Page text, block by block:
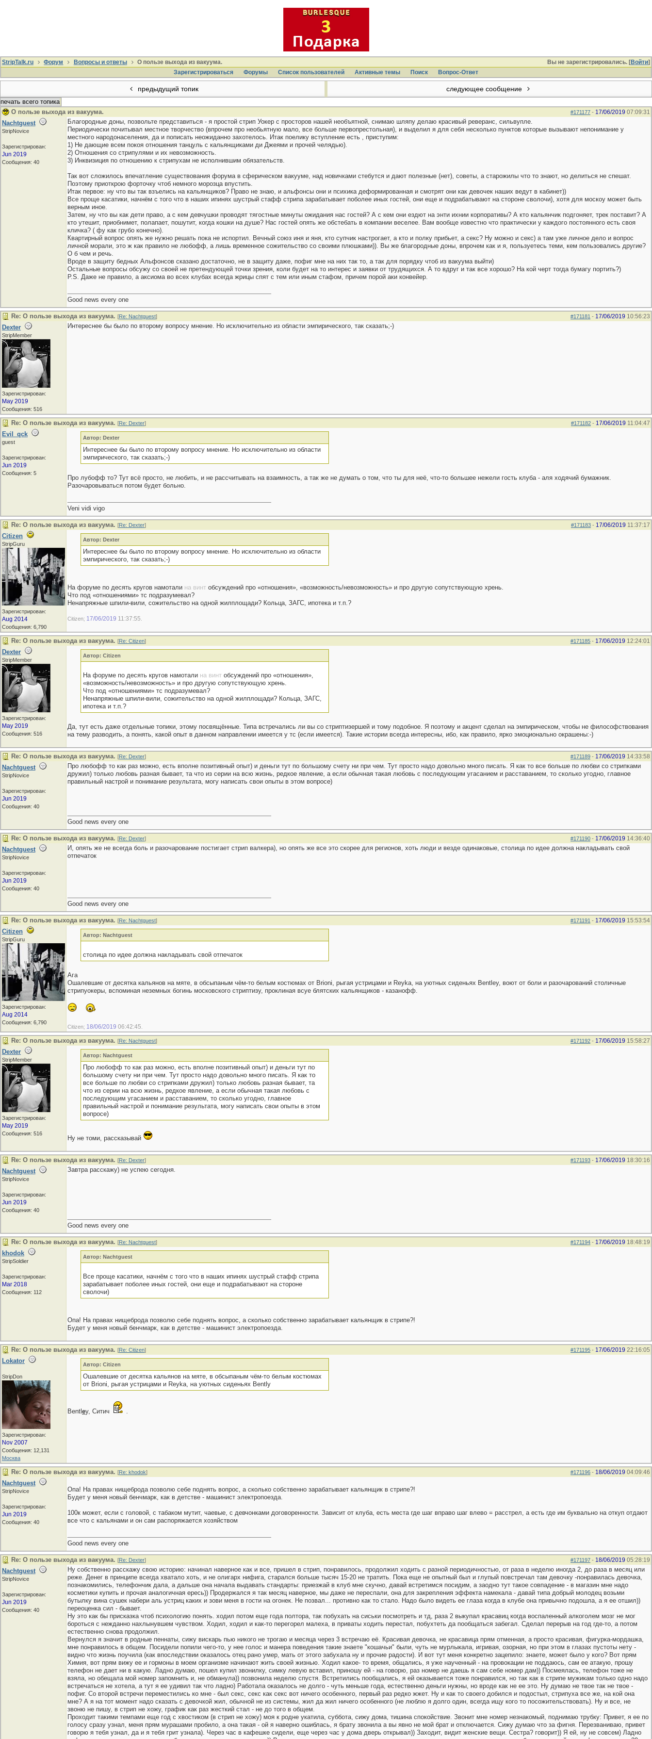
Вы не зарегистрировались. [Войти]
StripTalk.ru Форум Вопросы и ответы
О пользе выхода из вакуума.
Зарегистрироваться
Форумы Список пользователей Активные темы Поиcк Вопрос-Ответ
предыдущий топик следующее сообщение
печать всего топика
#171177 - 17/06/2019 07:09:31
О пользе выхода из вакуума.
Nachtguest
StripNovice
Зарегистрирован:
Jun 2019
Сообщения: 40
Благородные доны, позвольте представиться - я простой стрип Уокер с просторов нашей необъятной, снимаю шляпу делаю красивый реверанс, сильвупле.
Периодически почитывал местное творчество (впрочем про необьятную мало, все больше первопрестольная), и выделил я для себя несколько пунктов которые вызывают непонимание у
местного народонаселения, да и пописать неожиданно захотелось. Итак поелику вступление есть , приступим:
1) Не дающие всем покоя отношения танцуль с кальянщиками ди Джеями и прочей челядью).
2) Отношения со стрипулями и их невозможность.
3) Инквизиция по отношению к стрипухам не исполнившим обязательств.
Так вот сложилось впечатление существования форума в сферическом вакууме, над новичками стебутся и дают полезные (нет), советы, а старожилы что то знают, но делиться не спешат.
Поэтому приоткрою форточку чтоб немного морозца впустить.
Итак первое: ну что вы так взъелись на кальянщиков? Право не знаю, и альфонсы они и психика деформированная и смотрят они как девочек наших ведут в кабинет))
Все проще касатики, начнём с того что в наших ипинях шустрый стафф стрипа зарабатывает поболее иных гостей, они еще и подрабатывают на стороне сволочи), хотя для москоу может быть
верным иное.
Затем, ну что вы как дети право, а с кем девчушки проводят тягостные минуты ожидания нас гостей? А с кем они ездют на энти ихнии корпоративы? А кто кальянчик подгоняет, трек поставит? А
кто утешит, приобнимет, полапает, пошутит, когда кошки на душе? Нас гостей опять же обстебать в компании веселее. Вам вообще известно что практически у каждого постоянного есть своя
кличка? ( фу как грубо конечно).
Квартирный вопрос опять же нужно решать пока не испортил. Вечный союз иня и яня, кто супчик настрогает, а кто и полку прибьет, а секс? Ну можно и секс) а там уже личное дело и вопрос
личной морали, это ж как правило не любофф, а лишь временное сожительство со своими плюшками)). Вы же благородные доны, впрочем как и я, пользуетесь теми, кем пользовались другие?
О б чем и речь.
Вроде в защиту бедных Альфонсов сказано достаточно, не в защиту даже, пофиг мне на них так то, а так для порядку чтоб из вакуума выйти)
Остальные вопросы обсужу со своей не претендующей точки зрения, коли будет на то интерес и заявки от трудящихся. А то вдруг и так все хорошо? На кой черт тогда бумагу портить?)
P.S. Даже не правило, а аксиома во всех клубах всегда жрицы спят с тем или иным стафом, причем порой аки конвейер.
Good news every one
#171181 - 17/06/2019 10:56:23
Re: О пользе выхода из вакуума. [Re: Nachtguest]
Dexter
StripMember
Зарегистрирован:
May 2019
Сообщения: 516
Интереснее бы было по второму вопросу мнение. Но исключительно из области эмпирического, так сказать;-)
#171182 - 17/06/2019 11:04:47
Re: О пользе выхода из вакуума. [Re: Dexter]
Evil_qck
guest
Зарегистрирован:
Jun 2019
Сообщения: 5
Автор: Dexter
Интереснее бы было по второму вопросу мнение. Но исключительно из области
эмпирического, так сказать;-)
Про лубофф то? Тут всё просто, не любить, и не рассчитывать на взаимность, а так же не думать о том, что ты для неё, что-то большее нежели гость клуба - аля ходячий бумажник.
Разочаровываться потом будет больно.
Veni vidi vigo
#171183 - 17/06/2019 11:37:17
Re: О пользе выхода из вакуума. [Re: Dexter]
Citizen
StripGuru
Зарегистрирован:
Aug 2014
Сообщения: 6,790
Автор: Dexter
Интереснее бы было по второму вопросу мнение. Но исключительно из области
эмпирического, так сказать;-)
На форуме по десять кругов намотали на винт обсуждений про «отношения», «возможность/невозможность» и про другую сопутствующую хрень.
Что под «отношениями» тс подразумевал?
Ненапряжные шпили-вили, сожительство на одной жилплощади? Кольца, ЗАГС, ипотека и т.п.?
Citizen; 17/06/2019 11:37:55
#171185 - 17/06/2019 12:24:01
Re: О пользе выхода из вакуума. [Re: Citizen]
Dexter
StripMember
Зарегистрирован:
May 2019
Сообщения: 516
Автор: Citizen
На форуме по десять кругов намотали на винтобсуждений про «отношения»,
«возможность/невозможность» и про другую сопутствующую хрень.
Что под «отношениями» тс подразумевал?
Ненапряжные шпили-вили, сожительство на одной жилплощади? Кольца, ЗАГС,
ипотека и т.п.?
Да, тут есть даже отдельные топики, этому посвящённые. Типа встречались ли вы со стриптизершей и тому подобное. Я поэтому и акцент сделал на эмпирическом, чтобы не философствования
на тему разводить, а понять, какой опыт в данном направлении имеется у тс (если имеется). Такие истории всегда интересны, ибо, как правило, ярко эмоционально окрашены:-)
#171189 - 17/06/2019 14:33:58
Re: О пользе выхода из вакуума. [Re: Dexter]
Nachtguest
StripNovice
Зарегистрирован:
Jun 2019
Сообщения: 40
Про любофф то как раз можно, есть вполне позитивный опыт) и деньги тут по большому счету ни при чем. Тут просто надо довольно много писать. Я как то все больше по любви со стрипками
дружил) только любовь разная бывает, та что из серии на всю жизнь, редкое явление, а если обычная такая любовь с последующим угасанием и расставанием, то сколько угодно, главное
правильный настрой и понимание результата, могу написать свои опыты в этом вопросе)
Good news every one
#171190 - 17/06/2019 14:36:40
Re: О пользе выхода из вакуума. [Re: Dexter]
Nachtguest
StripNovice
Зарегистрирован:
Jun 2019
Сообщения: 40
И, опять же не всегда боль и разочарование постигает стрип валкера), но опять же все это скорее для регионов, хоть люди и везде одинаковые, столица по идее должна накладывать свой
отпечаток
Good news every one
#171191 - 17/06/2019 15:53:54
Re: О пользе выхода из вакуума. [Re: Nachtguest]
Citizen
StripGuru
Зарегистрирован:
Aug 2014
Сообщения: 6,790
Автор: Nachtguest
столица по идее должна накладывать свой отпечаток
Ага
Ошалевшие от десятка кальянов на мяте, в обсыпаным чём-то белым костюмах от Brioni, рыгая устрицами и Reyka, на уютных сиденьях Bentlеy, воют от боли и разочарований столичные
стрипуокеры, вспоминая неземных богинь московского стриптизу, проклиная всуе блятских кальянщиков - казанофф.
Citizen; 18/06/2019 06:42:45
#171192 - 17/06/2019 15:58:27
Re: О пользе выхода из вакуума. [Re: Nachtguest]
Dexter
StripMember
Зарегистрирован:
May 2019
Сообщения: 516
Автор: Nachtguest
Про любофф то как раз можно, есть вполне позитивный опыт) и деньги тут по
большому счету ни при чем. Тут просто надо довольно много писать. Я как то
все больше по любви со стрипками дружил) только любовь разная бывает, та
что из серии на всю жизнь, редкое явление, а если обычная такая любовь с
последующим угасанием и расставанием, то сколько угодно, главное
правильный настрой и понимание результата, могу написать свои опыты в этом
вопросе)
Ну не томи, рассказывай
#171193 - 17/06/2019 18:30:16
Re: О пользе выхода из вакуума. [Re: Dexter]
Nachtguest
StripNovice
Зарегистрирован:
Jun 2019
Сообщения: 40
Завтра расскажу) не успею сегодня.
Good news every one
#171194 - 17/06/2019 18:48:19
Re: О пользе выхода из вакуума. [Re: Nachtguest]
khodok
StripSoldier
Зарегистрирован:
Mar 2018
Сообщения: 112
Автор: Nachtguest
Все проще касатики, начнём с того что в наших ипинях шустрый стафф стрипа
зарабатывает поболее иных гостей, они еще и подрабатывают на стороне
сволочи)
Опа! На правах нищеброда позволю себе поднять вопрос, а сколько собственно зарабатывает кальянщик в стрипе?!
Будет у меня новый бенчмарк, как в детстве - машинист электропоезда.
#171195 - 17/06/2019 22:16:05
Re: О пользе выхода из вакуума. [Re: Citizen]
Lokator
StripDon
Зарегистрирован:
Nov 2007
Сообщения: 12,131
Москва
Автор: Citizen
Ошалевшие от десятка кальянов на мяте, в обсыпаным чём-то белым костюмах
от Brioni, рыгая устрицами и Reyka, на уютных сиденьях Bently
Bentl ey, Ситич .
#171196 - 18/06/2019 04:09:46
Re: О пользе выхода из вакуума. [Re: khodok]
Nachtguest
StripNovice
Зарегистрирован:
Jun 2019
Сообщения: 40
Опа! На правах нищеброда позволю себе поднять вопрос, а сколько собственно зарабатывает кальянщик в стрипе?!
Будет у меня новый бенчмарк, как в детстве - машинист электропоезда.
100к может, если с головой, с табаком мутит, чаевые, с девчонками договоренности. Зависит от клуба, есть места где шаг вправо шаг влево = расстрел, а есть где им буквально на откуп отдают
все что с кальянами и он сам распоряжается хозяйством
Good news every one
#171197 - 18/06/2019 05:28:19
Re: О пользе выхода из вакуума. [Re: Dexter]
Nachtguest
StripNovice
Зарегистрирован:
Jun 2019
Сообщения: 40
Ну собственно расскажу свою историю: начинал наверное как и все, пришел в стрип, понравилось, продолжил ходить с разной периодичностью, от раза в неделю иногда 2, до раза в месяц или
реже. Денег в принципе всегда хватало хоть, и не олигарх нифига, старался больше тысяч 15-20 не тратить. Пока еще не опытный был и глупый повстречал там девочку -понравилась девочка,
познакомились, телефончик дала, а дальше она начала выдавать стандарты: приезжай в клуб мне скучно, давай встретимся посидим, а заодно тут такое совпадение - в магазин мне надо
косметики купить и прочая аналогичная ересь)) Продержался я так месяц наверное, мы даже не переспали, она для закрепления эффекта намекала - давай типа добрый молодец возьми
бутылку вина сушек набери аль устриц каких и зови меня в гости на огонек. Не позвал... противно как то стало. Надо было видеть ее глаза когда в клубе она привычно подошла, а я ее отшил))
переоценка сил - бывает.
Ну это как бы присказка чтоб психологию понять. ходил потом еще года полтора, так побухать на сиськи посмотреть и тд, раза 2 выкупал красавиц когда воспаленный алкоголем мозг не мог
бороться с нежданно нахлынувшем чувством. Ходил, ходил и как-то перегорел малеха, в приваты ходить перестал, побухтеть да пообщаться забегал. Сделал перерыв на год где-то, а потом
естественно снова продолжил.
Вернулся я значит в родные пеннаты, сижу вискарь пью никого не трогаю и месяца через 3 встречаю её. Красивая девочка, не красавица прям отменная, а просто красивая, фигурка-мордашка,
мне понравилось в общем. Посидели попили чего-то, у нее голос и манера поведения такие знаете "кошачьи" были, чуть не мурлыкала, игривая, озорная, но при этом в глазах пустоты нету -
видно что жизнь поучила (как впоследствии оказалось отец рано умер, мать от этого забухала ну и прочие радости). И вот тут меня конкретно зацепило: знаете, может было у кого? Вот прям
Химия, вот прям вижу ее и гормоны в моем организме начинают жить своей жизнью. Ходил какое- то время, общались, я уже наученный - на провокации не поддаюсь, сам ее атакую, прошу
телефон не дает ни в какую. Ладно думаю, пошел купил звонилку, симку левую вставил, приношу ей - на говорю, раз номер не даешь я сам себе номер дам)) Посмеялась, телефон тоже не
взяла, но обещала мой номер запомнить и, не обманула)) позвонила неделю спустя. Встретились пообщались, я ей оказывается тоже понравился, но так как в стрипе мужикам только одно надо
встречаться не хотела, а тут я ее удивил так что ладно) Работала оказалось не долго - чуть меньше года, естественно деньги нужны, но вроде как не ее это. Ну думаю не твое так не твое -
пофиг. Со второй встречи переместились ко мне - был секс, секс как секс вот ничего особенного, первый раз редко жжет. Ну и как то своего добился и подостыл, стрипуха все же, на кой она
мне? А я на тот момент надо сказать с девочкой жил, обычной не из системы, жил да жил ничего особенного (не люблю я долго один, всегда ищу кого то посожительствовать). Ну и все, не
звоню не пишу, в стрип не хожу, график как раз жесткий стал - не до того в общем.
Проходит такими темпами еще год с хвостиком (в стрип не хожу) моя к родне укатила, суббота, сижу дома, тишина спокойствие. Звонит мне номер незнакомый, поднимаю трубку: Привет, я ее по
голосу сразу узнал, меня прям мурашами пробило, а она такая - ой я наверно ошиблась, я брату звонила а вы явно не мой брат и отключается. Сижу думаю что за фигня. Перезваниваю, привет
говорю я тебя узнал, да и я тебя грит узнала). Через час в кафешке сидели, еще через час у дома дверь открывал)) Заходит, видит женские вещи. Сестра? говорит)) Я ей, ну не совсем) Ладно